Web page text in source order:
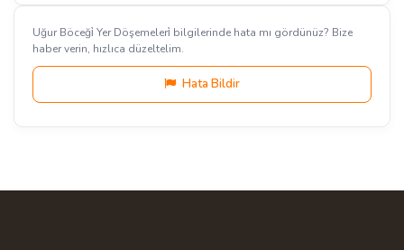
Uğur Böceği̇ Yer Döşemeleri̇ bilgilerinde hata mı gördünüz? Bize
haber verin, hızlıca düzeltelim.
Hata Bildir